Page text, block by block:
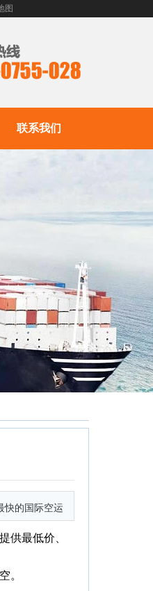
图
联系我们
快的国际空运
供最低价、
。